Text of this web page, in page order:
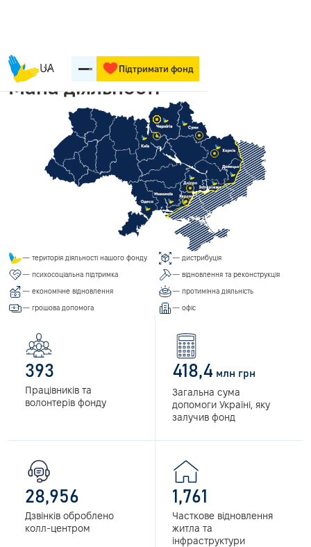
UA Підтримати фонд
Мапа діяльності
— територія діяльності нашого фонду — дистрибуція
— психосоціальна підтримка — відновлення та реконструкція
— економічне відновлення — протимінна діяльність
— грошова допомога — офіс
393
Працівників та
волонтерів фонду
418,4 млн грн
Загальна сума
допомоги Україні, яку
залучив фонд
28,956
Дзвінків оброблено
колл-центром
1,761
Часткове відновлення
житла та
інфраструктури